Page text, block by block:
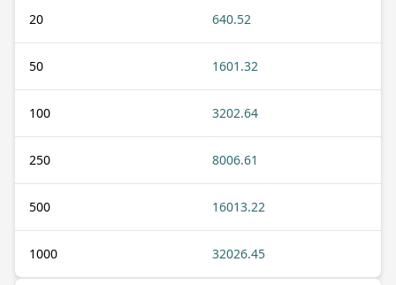
20 640.52
50 1601.32
100 3202.64
250 8006.61
500 16013.22
1000 32026.45